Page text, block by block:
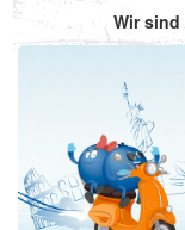
Wir sind